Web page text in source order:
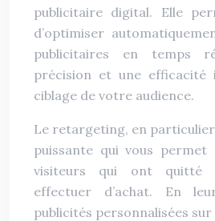
publicitaire digital. Elle
d’optimiser
publicitaires en temps
précision et une efficacité
ciblage de votre audience.
Le retargeting, en
puissante qui vous permet
visiteurs qui ont quitté
effectuer d’achat. En
publicités personnalisées sur